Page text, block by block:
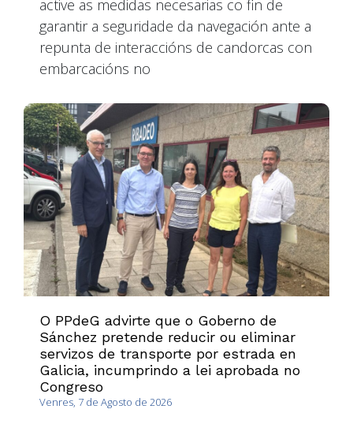
active as medidas necesarias co fin de
garantir a seguridade da navegación ante a
repunta de interaccións de candorcas con
embarcacións no
O PPdeG advirte que o Goberno de
Sánchez pretende reducir ou eliminar
servizos de transporte por estrada en
Galicia, incumprindo a lei aprobada no
Congreso
Venres, 7 de Agosto de 2026